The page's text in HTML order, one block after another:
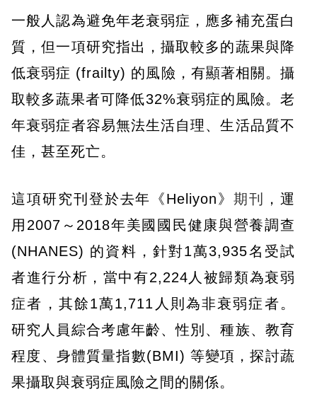
一般人認為避免年老衰弱症，應多補充蛋白
質，但一項研究指出，攝取較多的蔬果與降
低衰弱症 (frailty) 的風險，有顯著相關。攝
取較多蔬果者可降低32%衰弱症的風險。老
年衰弱症者容易無法生活自理、生活品質不
佳，甚至死亡。
這項研究刊登於去年《Heliyon》期刊
，運
用2007～2018年美國國民健康與營養調查
(NHANES) 的資料，針對1萬3,935名受試
者進行分析，當中有2,224人被歸類為衰弱
症者，其餘1萬1,711人則為非衰弱症者。
研究人員綜合考慮年齡、性別、種族、教育
程度、身體質量指數(BMI) 等變項，探討蔬
果攝取與衰弱症風險之間的關係。